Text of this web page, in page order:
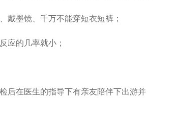
戴墨镜、千万不能穿短衣短裤；
应的几率就小；
后在医生的指导下有亲友陪伴下出游并